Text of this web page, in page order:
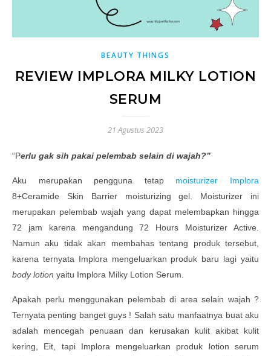
BEAUTY THINGS
REVIEW IMPLORA MILKY LOTION
SERUM
21 Agustus 2023
“Perlu gak sih pakai pelembab selain di wajah?”
Aku merupakan pengguna tetap moisturizer Implora
8+Ceramide Skin Barrier moisturizing gel. Moisturizer ini
merupakan pelembab wajah yang dapat melembapkan hingga
72 jam karena mengandung 72 Hours Moisturizer Active.
Namun aku tidak akan membahas tentang produk tersebut,
karena ternyata Implora mengeluarkan produk baru lagi yaitu
body lotion yaitu Implora Milky Lotion Serum.
Apakah perlu menggunakan pelembab di area selain wajah ?
Ternyata penting banget guys ! Salah satu manfaatnya buat aku
adalah mencegah penuaan dan kerusakan kulit akibat kulit
kering, Eit, tapi Implora mengeluarkan produk lotion serum